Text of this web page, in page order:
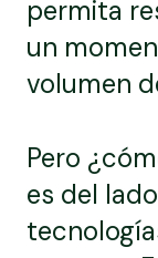
permita
un
volumen
Pero
es del